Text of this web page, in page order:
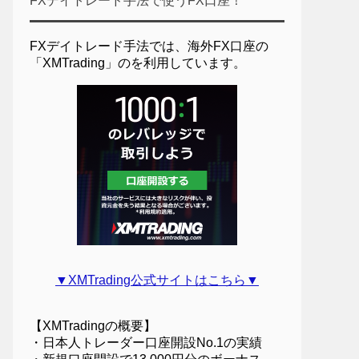
FXデイトレード手法では、海外FX口座の
「XMTrading」のを利用しています。
▼XMTrading公式サイトはこちら▼
【XMTradingの概要】
・日本人トレーダー口座開設No.1の実績